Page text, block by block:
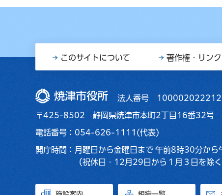
このサイトについて 著作権・リンク
焼津市役所 法人番号
〒425-8502 静岡県焼津市本町2丁目16番32号
電話番号：054-626-1111(代表)
開庁時間： 月曜日から金曜日まで 午前8時30分から
（祝休日・12月29日から１月３日を除く